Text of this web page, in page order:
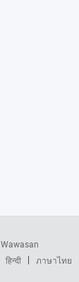
Wawasan
हिन्दी ภาษาไทย